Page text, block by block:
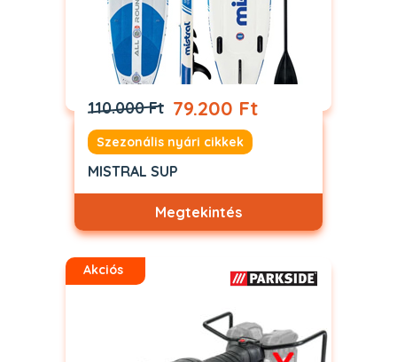
110.000 Ft 79.200 Ft
Szezonális nyári cikkek
MISTRAL SUP
Megtekintés
Akciós